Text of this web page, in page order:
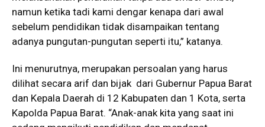
namun ketika tadi kami dengar kenapa dari awal
sebelum pendidikan tidak disampaikan tentang
adanya pungutan-pungutan seperti itu,” katanya.
Ini menurutnya, merupakan persoalan yang harus
dilihat secara arif dan bijak dari Gubernur Papua Barat
dan Kepala Daerah di 12 Kabupaten dan 1 Kota, serta
Kapolda Papua Barat. “Anak-anak kita yang saat ini